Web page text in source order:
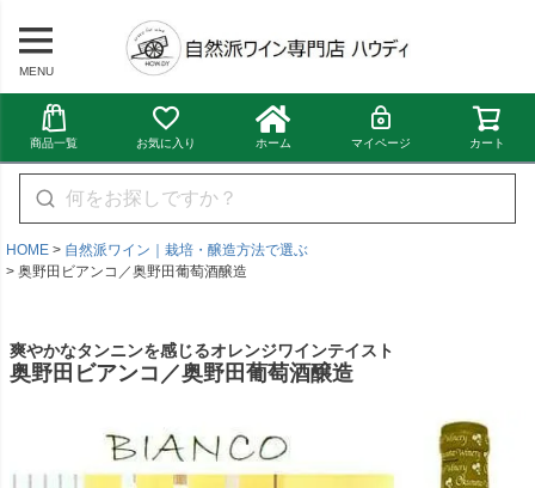
MENU
商品一覧 お気に入り ホーム マイページ カート
HOME
自然派ワイン｜栽培・醸造方法で選ぶ
奥野田ビアンコ／奥野田葡萄酒醸造
爽やかなタンニンを感じるオレンジワインテイスト
奥野田ビアンコ／奥野田葡萄酒醸造